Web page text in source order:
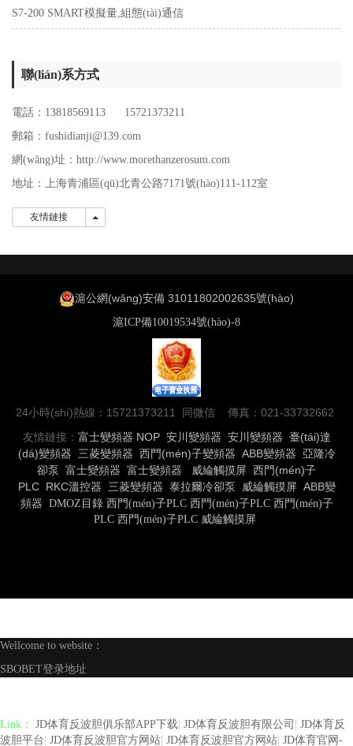
S7-200 SMART模擬量,組態(tài)通信
聯(lián)系方式
電話：13818569113 15721373211
郵箱：fushidianji@139.com
網(wǎng)址：http://www.morethanzerosum.com
地址：
上海青浦區(qū)北青公路7171號(hào)111-112室
友情鏈接 友情鏈接
滬公網(wǎng)安備 31011802002635號(hào)
滬ICP備10019534號(hào)-8
24小時(shí)熱線：15721373211 同微信 傳真：021-33732662
友情鏈接： 富士變頻器 NOP 安川變頻器 安川變頻器 臺(tái)達
(dá)變頻器 三菱變頻器 西門(mén)子變頻器 ABB變頻器 亞隆冷
卻泵 富士變頻器 富士變頻器 威綸觸摸屏 西門(mén)子
PLC RKC溫控器 三菱變頻器 泰拉爾冷卻泵 威綸觸摸屏 ABB變
頻器 DMOZ目錄 西門(mén)子PLC 西門(mén)子PLC 西門(mén)子
PLC 西門(mén)子PLC 威綸觸摸屏
Wellcome to website：
SBOBET登录地址
Link： JD体育反波胆俱乐部APP下载 JD体育反波胆有限公司
JD体育反
波胆平台 JD体育反波胆官方网站 JD体育反波胆官方网站 JD体育官网-